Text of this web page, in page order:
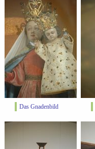
Das Gnadenbild